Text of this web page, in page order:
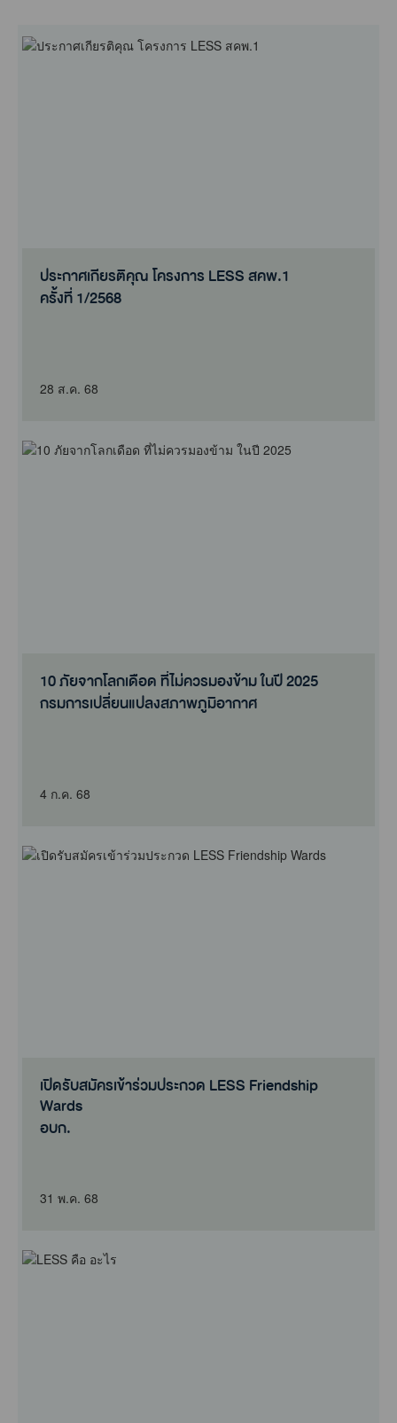
ประกาศเกียรติคุณ โครงการ LESS สคพ.1
ครั้งที่ 1/2568
28 ส.ค. 68
10 ภัยจากโลกเดือด ที่ไม่ควรมองข้าม ในปี 2025
กรมการเปลี่ยนแปลงสภาพภูมิอากาศ
4 ก.ค. 68
เปิดรับสมัครเข้าร่วมประกวด LESS Friendship
Wards
อบก.
31 พ.ค. 68